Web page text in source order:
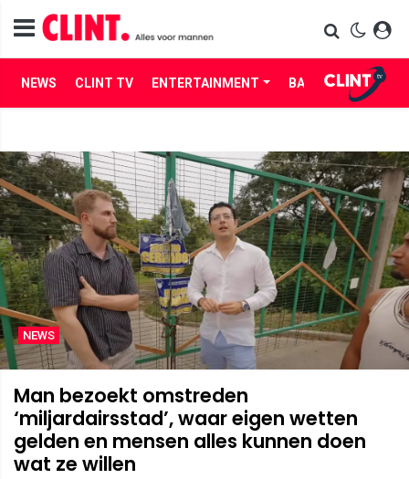
NEWS CLINT TV ENTERTAINMENT BABES LIFE
NEWS
Man bezoekt omstreden
‘miljardairsstad’, waar eigen wetten
gelden en mensen alles kunnen doen
wat ze willen